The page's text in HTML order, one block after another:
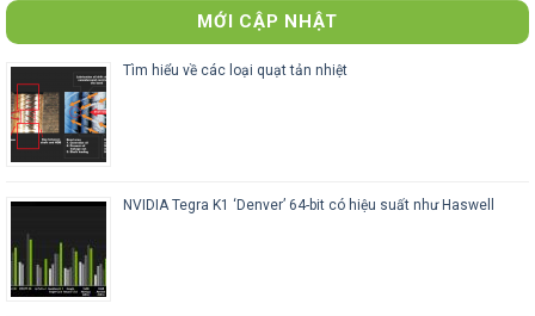
MỚI CẬP NHẬT
Tìm hiểu về các loại quạt tản nhiệt
NVIDIA Tegra K1 ‘Denver’ 64-bit có hiệu suất như Haswell